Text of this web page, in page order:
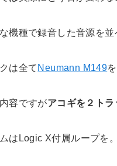
機種で録音した音源を並
は全て Neumann M149
容ですがアコギを２トラ
はLogic X付属ループを。